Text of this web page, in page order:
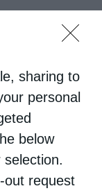
sharing to
personal
below
out request
ζωή
μας
διαβάσατε
ξαφνικά,